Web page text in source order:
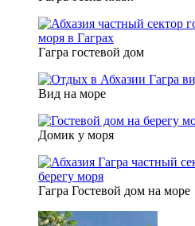
Гагра гостевой дом
Вид на море
Домик у моря
Гагра Гостевой дом на море